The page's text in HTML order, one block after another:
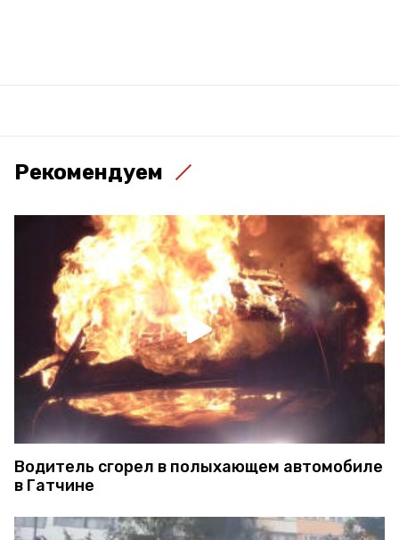
Рекомендуем
Водитель сгорел в полыхающем автомобиле
в Гатчине